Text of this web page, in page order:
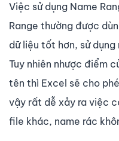
Việc sử dụng Name
Range thường được
dữ liệu tốt hơn, sử
Tuy nhiên nhược điểm
tên thì Excel sẽ cho
vậy rất dễ xảy ra việc
file khác, name rác